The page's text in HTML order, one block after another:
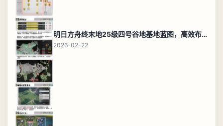
明日方舟终末地25级四号谷地基地蓝图，高效布局规划
2026-02-22